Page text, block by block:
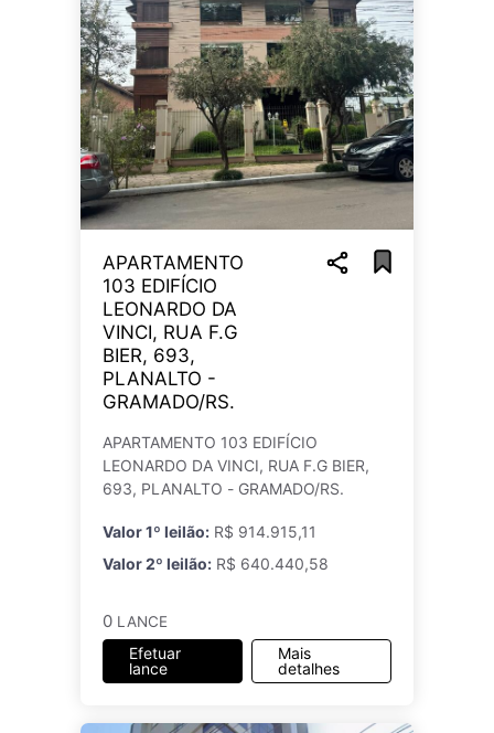
APARTAMENTO
103 EDIFÍCIO
LEONARDO DA
VINCI, RUA F.G
BIER, 693,
PLANALTO -
GRAMADO/RS.
APARTAMENTO 103 EDIFÍCIO
LEONARDO DA VINCI, RUA F.G BIER,
693, PLANALTO - GRAMADO/RS.
Valor 1º leilão: R$ 914.915,11
Valor 2º leilão: R$ 640.440,58
0 LANCE
Efetuar
lance
Mais
detalhes